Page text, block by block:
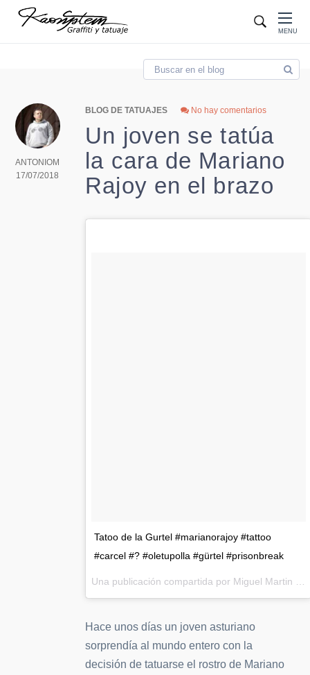
MENU
Blog
ANTONIOM
17/07/2018
BLOG DE TATUAJES No hay comentarios
Un joven se tatúa
la cara de Mariano
Rajoy en el brazo
Tatoo de la Gurtel #marianorajoy #tattoo
#carcel #? #oletupolla #gürtel #prisonbreak
Una publicación compartida por Miguel Martin Puivecino
Hace unos días un joven asturiano
sorprendía al mundo entero con la
decisión de tatuarse el rostro de Mariano